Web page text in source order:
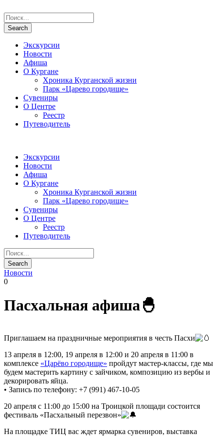
Экскурсии
Новости
Афиша
О Кургане
Хроника Курганской жизни
Парк «Царево городище»
Сувениры
О Центре
Реестр
Путеводитель
Экскурсии
Новости
Афиша
О Кургане
Хроника Курганской жизни
Парк «Царево городище»
Сувениры
О Центре
Реестр
Путеводитель
Новости
0
Пасхальная афиша🐣
Приглашаем на праздничные мероприятия в честь Пасхи
13 апреля в 12:00, 19 апреля в 12:00 и 20 апреля в 11:00 в
комплексе «Царёво городище» пройдут мастер-классы, где мы
будем мастерить картину с зайчиком, композицию из вербы и
декорировать яйца.
• Запись по телефону: +7 (991) 467-10-05
20 апреля с 11:00 до 15:00 на Троицкой площади состоится
фестиваль «Пасхальный перезвон»
На площадке ТИЦ вас ждет ярмарка сувениров, выставка